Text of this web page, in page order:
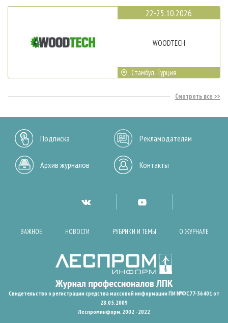
22-25.10.2026
WOODTECH
Стамбул, Турция
Смотреть все
Подписка Рекламодателям
Архив журналов Контакты
ВАЖНОЕ НОВОСТИ РУБРИКИ И ТЕМЫ О ЖУРНАЛЕ
Свидетельство о регистрации средства массовой информации ПИ №ФС77-36401 от
28.05.2009
Леспроминформ. 2002 - 2022